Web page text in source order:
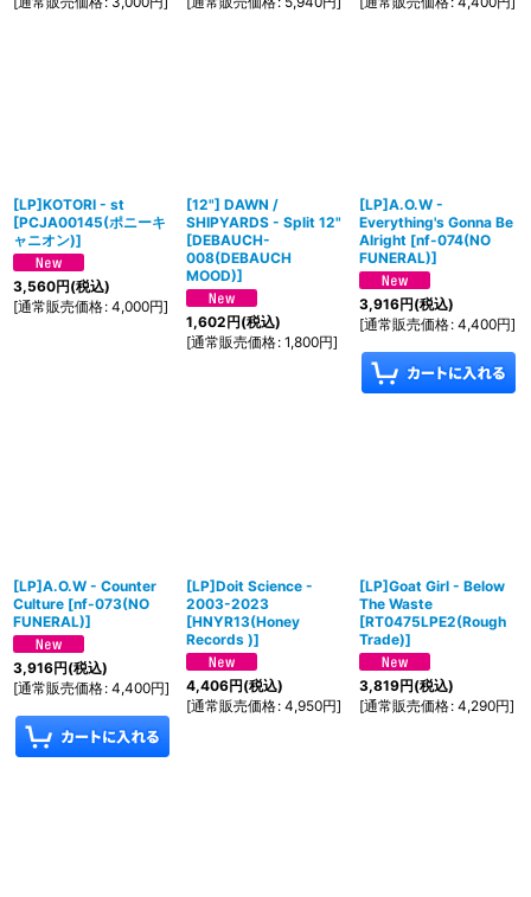
[LP]KOTORI - st
[PCJA00145(ポニーキ
ャニオン)]
3,560円(税込)
[通常販売価格: 4,000円]
[12"] DAWN /
SHIPYARDS - Split 12"
[DEBAUCH-
008(DEBAUCH
MOOD)]
1,602円(税込)
[通常販売価格: 1,800円]
[LP]A.O.W -
Everything's Gonna Be
Alright [nf-074(NO
FUNERAL)]
3,916円(税込)
[通常販売価格: 4,400円]
[LP]A.O.W - Counter
Culture [nf-073(NO
FUNERAL)]
3,916円(税込)
[通常販売価格: 4,400円]
[LP]Doit Science -
2003-2023
[HNYR13(Honey
Records )]
4,406円(税込)
[通常販売価格: 4,950円]
[LP]Goat Girl - Below
The Waste
[RT0475LPE2(Rough
Trade)]
3,819円(税込)
[通常販売価格: 4,290円]